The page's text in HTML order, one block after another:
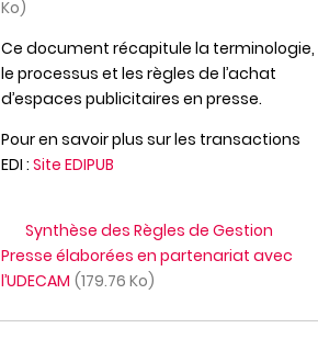
Ko
Ce document récapitule la terminologie,
le processus et les règles de l’achat
d’espaces publicitaires en presse.
Pour en savoir plus sur les transactions
EDI : Site EDIPUB
Synthèse des Règles de Gestion
Presse élaborées en partenariat avec
l’UDECAM 179.76 Ko